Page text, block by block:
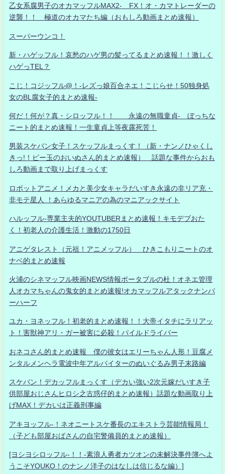
乙女系腐男子のオカマッフルMAX2- FX！オ・カマトレーダーの
逆襲！！ 極道のオカマたち編（おもしろ動画まとめ速報）
スーパーウンコ！
新・ハゲッフル！哀愁のハゲ男の髪ってるまとめ速報！！激しく
ハゲっTEL？
こじ！コジッフル@！-レズっ娘百合ネエ！こじらせ！50独身処
女のBL腐女子的まとめ速報-
何だ！何が？真・シロッフル！！ 永遠の無職童貞- ぼっちな
ニート的まとめ速報！一生童貞上等夜露死苦！
男装スケバン女子！スケッフルまっくす！（新・ナンノひゃくし
きっ!！ビー玉のおいぬさん的まとめ速報） 話題な事件からおも
しろ動画まで取り上げまっくす
ロボットアニメ！メカと美少女キャラだいすき永遠の非リア充・
非モテ星人 ！あらゆるマニアの為のマニアックサイト
ハルッフル-専業主夫的YOUTUBERまとめ速報！キモデブおた
く！初老人の介護生活！激動の1750日
アニゲタレスト（元祖！アニメッフル） ひきこもりニートのオ
ナベ的まとめ速報
火浦のシネマッフル映画NEWS情報ポータブルの杜！オネエ管理
人オカマちゃんの鬼女的まとめ速報!オカマッフルアタックナンバ
ーハーフ
ユカ・ヨネッフル！初老的まとめ速報！！大帝イタチにラリアッ
ト！害獣神アリ・ガー被害に必殺！パイルドライバー
おネコさん的まとめ速報 僕の彼女はエリーちゃん人形！豆腐メ
ンタルメンヘラ電波中年アルバイターのぬいぐるみ男子末路編
スケバン！デカッフルまっくす（デカい強い2次元嫁だいすき子
供部屋おじさんヒロシ之古惑仔的まとめ速報）話題な動画取り上
げMAX！デカいは正義刑事編
アキヨッフル-！ネオニートスケ番長のエキストラ芸能情報局！
（子ども部屋おばさんの自宅警備員的まとめ速報）
[ヨシヨシロッフル-！！-素浪人勇者カツオンの未解決事件簿へよ
うこそYOUKO！のナンノ洋子のはなしは信じるな編）]